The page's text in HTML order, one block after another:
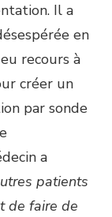
Il a
en
recours à
créer un
par sonde
a
patients
de faire de